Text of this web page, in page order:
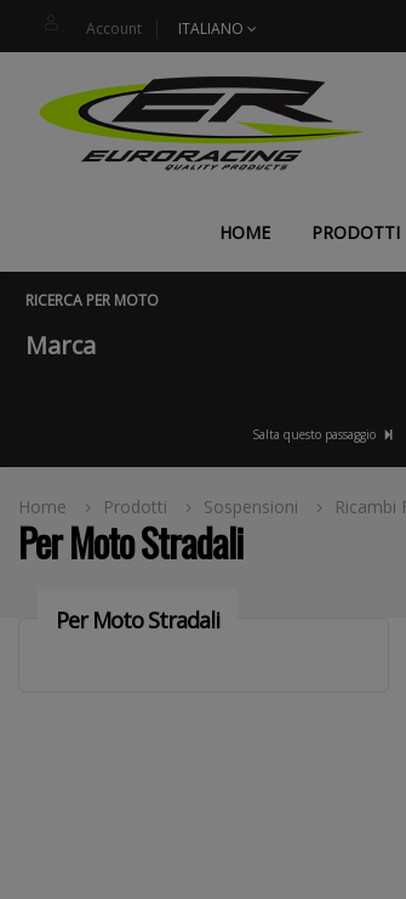
Account ITALIANO
HOME PRODOTTI
RICERCA PER MOTO
Marca
Salta questo passaggio
Per Moto Stradali
Home Prodotti Sospensioni Ricambi
Per Moto Stradali